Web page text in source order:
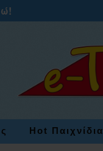
Hot Παιχνίδια